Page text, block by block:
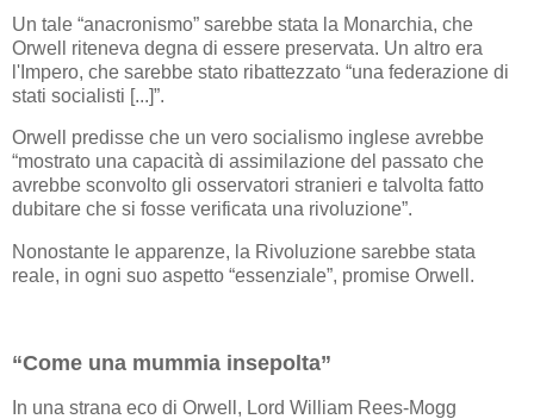
Un tale “anacronismo” sarebbe stata la Monarchia, che
Orwell riteneva degna di essere preservata. Un altro era
l'Impero, che sarebbe stato ribattezzato “una federazione di
stati socialisti [...]”.
Orwell predisse che un vero socialismo inglese avrebbe
“mostrato una capacità di assimilazione del passato che
avrebbe sconvolto gli osservatori stranieri e talvolta fatto
dubitare che si fosse verificata una rivoluzione”.
Nonostante le apparenze, la Rivoluzione sarebbe stata
reale, in ogni suo aspetto “essenziale”, promise Orwell.
“Come una mummia insepolta”
In una strana eco di Orwell, Lord William Rees-Mogg